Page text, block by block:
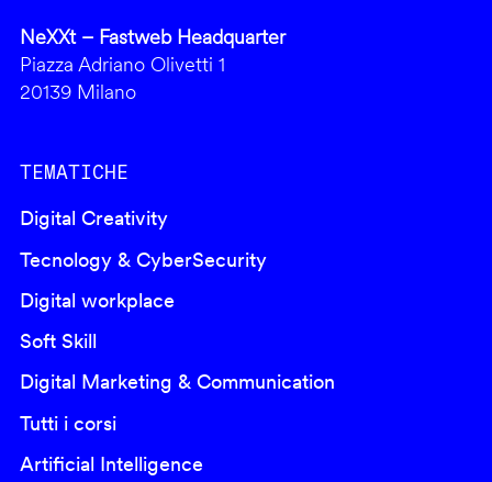
NeXXt – Fastweb Headquarter
Piazza Adriano Olivetti 1
20139 Milano
TEMATICHE
Digital Creativity
Tecnology & CyberSecurity
Digital workplace
Soft Skill
Digital Marketing & Communication
Tutti i corsi
Artificial Intelligence